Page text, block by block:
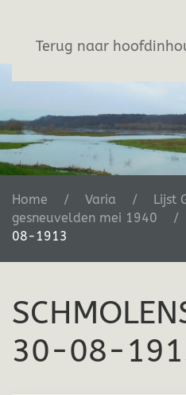
Terug naar
Home Varia Lijst
gesneuvelden mei 1940
08-1913
30-08-